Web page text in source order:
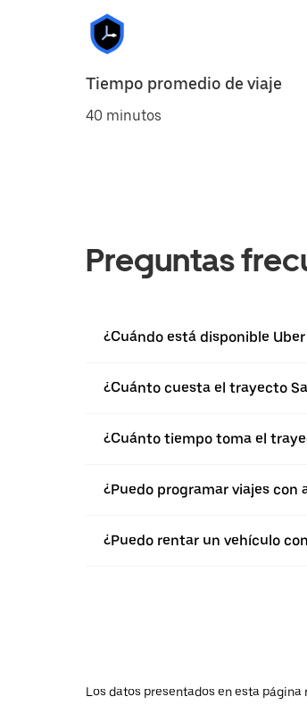
Tiempo promedio de viaje
40 minutos
Preguntas
¿Cuándo está disponible
¿Cuánto cuesta el trayecto
¿Cuánto tiempo toma el
¿Puedo programar viajes con
¿Puedo rentar un vehículo
Los datos presentados en esta